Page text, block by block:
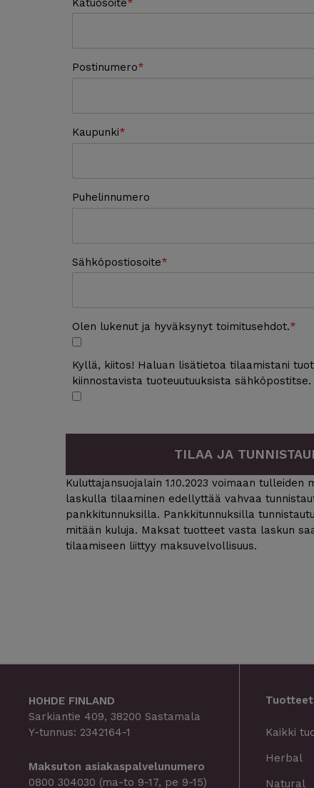
Katuosoite
Postinumero
Kaupunki
Puhelinnumero
Sähköpostiosoite
Olen lukenut ja hyväksynyt toimitusehdot.
Kyllä, kiitos! Haluan lisätietoa tilaamistani
kiinnostavista tuoteuutuuksista sähköpostitse.
TILAA JA
Kuluttajansuojalain 1.10.2023 voimaan tulleiden
laskulla tilaaminen edellyttää vahvaa
pankkitunnuksilla. Pankkitunnuksilla
mitään kuluja. Maksat tuotteet vasta laskun
tilaamiseen liittyy maksuvelvollisuus.
HOHDE FINLAND
Sarkiantie 409, 38200 Sastamala
Y-tunnus: 2342164-1
Maksuton asiakaspalvelunumero
0800 304030 (ma-to 9-17, pe 9-15)
Tuotteet
Kaikki
Herbal
Natural